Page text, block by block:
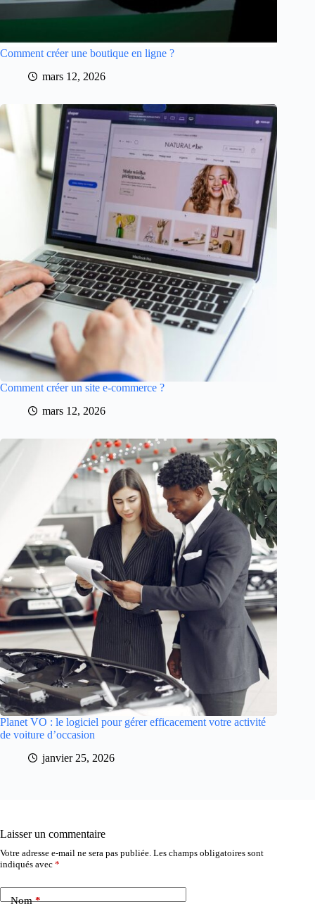
Comment créer une boutique en ligne ?
mars 12, 2026
Comment créer un site e-commerce ?
mars 12, 2026
Planet VO : le logiciel pour gérer efficacement votre activité
de voiture d’occasion
janvier 25, 2026
Laisser un commentaire
Votre adresse e-mail ne sera pas publiée. Les champs obligatoires sont
indiqués avec *
Nom*